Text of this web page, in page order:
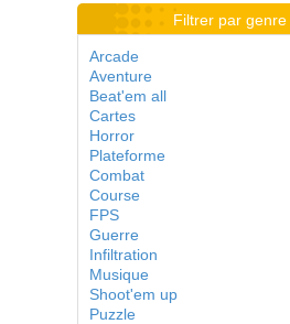
Filtrer par genre
Arcade
Aventure
Beat'em all
Cartes
Horror
Plateforme
Combat
Course
FPS
Guerre
Infiltration
Musique
Shoot'em up
Puzzle